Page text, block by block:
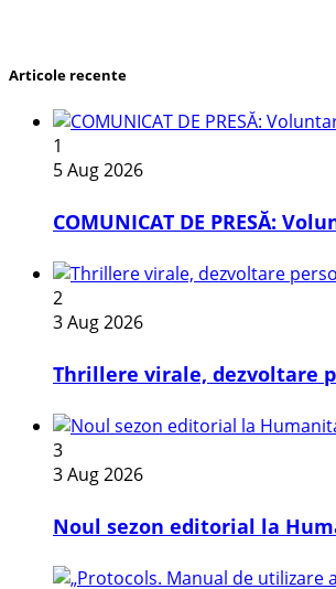
Articole recente
1
5 Aug 2026
COMUNICAT DE PRESĂ:
2
3 Aug 2026
Thrillere virale, dezvoltare
3
3 Aug 2026
​Noul sezon editorial la